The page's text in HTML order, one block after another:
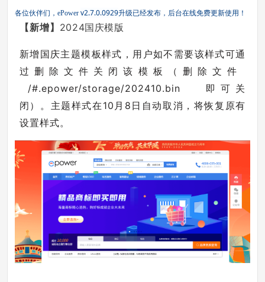
各位伙伴们，ePower v2.7.0.0929升级已经发布，后台在线免费更新使用！
【新增】 2024国庆模版
新增国庆主题模板样式，用户如不需要该样式可通
过删除文件关闭该模板（删除文件
/#.epower/storage/202410.bin 即可关
闭）。主题样式在10月8日自动取消，将恢复原有
设置样式。